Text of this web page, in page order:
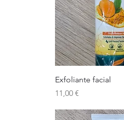
Exfoliante facial
Precio
11,00 €